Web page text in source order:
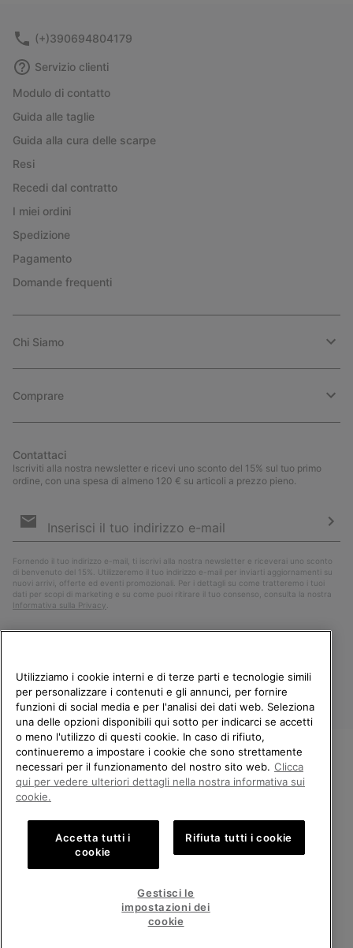
(+)390694804179
Servizio clienti
Modulo di contatto
Guida alle taglie
Guida alla cura delle scarpe
Resi
Recedi dal contratto
I miei ordini
Spedizione
Pagamento
Domande frequenti
Chi Siamo
Comprare
Contattaci
Iscriviti alla nostra newsletter e ricevi uno sconto del 15% sul tuo primo
ordine, con una spesa di almeno 120 € su articoli a prezzo pieno.
e-
Fornendo il tuo indirizzo e-mail, ti iscrivi alla nostra newsletter e riceverai uno sconto
di benvenuto del 15%. Utilizzeremo il tuo indirizzo e-mail per inviarti aggiornamenti su
nuovi arrivi, offerte ed eventi promozionali. Per i dettagli su come tratteremo i tuoi
dati per scopi di marketing e su come puoi ritirare il tuo consenso, consulta la nostra
Informativa sulla Privacy
Italia
©2026Columbia Sportswear Company. Avenue des Morgines, 12 1213
Petit-Lancy Switzerland. Tutti i diritti riservati.
Politica sulla privacy Termini di utilizzo
Condizioni Generali di Vendita
Public CBCR
Servizio clienti: Lun. - Ven. 9:00 - 13:00 & 14:00 - 18:00
BENVENUTO/A IN SOREL.
SELEZIONA IL TUO PAESE DI
Shopping online disponibile
Utilizziamo i cookie interni e di terze parti e tecnologie simili
per personalizzare i contenuti e gli annunci, per fornire
funzioni di social media e per l'analisi dei dati web. Seleziona
una delle opzioni disponibili qui sotto per indicarci se accetti
o meno l'utilizzo di questi cookie. In caso di rifiuto,
continueremo a impostare i cookie che sono strettamente
necessari per il funzionamento del nostro sito web. Clicca
qui per vedere ulteriori dettagli nella nostra informativa sui
cookie.
Accetta tutti i
cookie
Rifiuta tutti i cookie
Gestisci le
impostazioni dei
cookie